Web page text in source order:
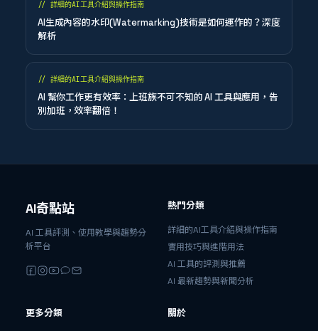
// 詳細的AI工具介紹與操作指南
AI生成內容的水印(Watermarking)技術是如何運作的？深度
解析
// 詳細的AI工具介紹與操作指南
AI 幫你工作更有效率：上班族不可不知的 AI 工具與應用，告
別加班，效率翻倍！
AI奇點站
AI 工具評測、使用教學與趨勢分
析平台
熱門分類
詳細的AI工具介紹與操作指南
實用技巧與進階用法
AI 工具的評測與推薦
AI 最新趨勢與新聞分析
更多分類 關於